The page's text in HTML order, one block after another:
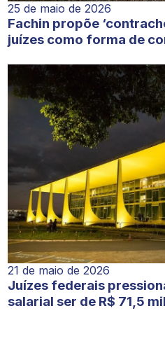
25 de maio de 2026
Fachin propõe
juízes como forma de
21 de maio de 2026
Juízes federais
salarial ser de R$ 71,5 mil